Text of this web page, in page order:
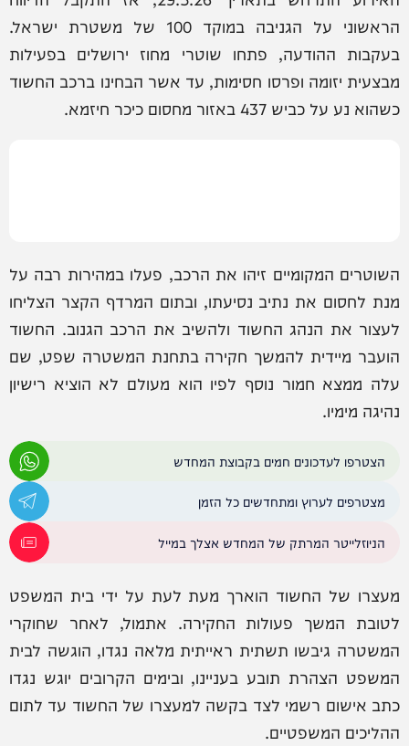
הראשוני על הגניבה במוקד 100 של משטרת ישראל.
בעקבות ההודעה, פתחו שוטרי מחוז ירושלים בפעילות
מבצעית יזומה ופרסו חסימות, עד אשר הבחינו ברכב החשוד
כשהוא נע על כביש 437 באזור מחסום כיכר חיזמא.
השוטרים המקומיים זיהו את הרכב, פעלו במהירות רבה על
מנת לחסום את נתיב נסיעתו, ובתום המרדף הקצר הצליחו
לעצור את הנהג החשוד ולהשיב את הרכב הגנוב. החשוד
הועבר מיידית להמשך חקירה בתחנת המשטרה שפט, שם
עלה ממצא חמור נוסף לפיו הוא מעולם לא הוציא רישיון
נהיגה מימיו.
הצטרפו לעדכונים חמים בקבוצת המחדש
מצטרפים לערוץ ומתחדשים כל הזמן
הניוזלייטר המרתק של המחדש אצלך במייל
מעצרו של החשוד הוארך מעת לעת על ידי בית המשפט
לטובת המשך פעולות החקירה. אתמול, לאחר שחוקרי
המשטרה גיבשו תשתית ראייתית מלאה נגדו, הוגשה לבית
המשפט הצהרת תובע בעניינו, ובימים הקרובים יוגש נגדו
כתב אישום רשמי לצד בקשה למעצרו של החשוד עד לתום
ההליכים המשפטיים.